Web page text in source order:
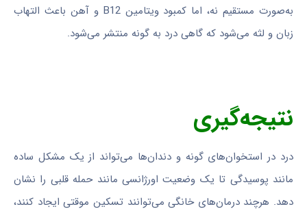
به‌صورت مستقیم نه، اما کمبود ویتامین B12 و آهن باعث التهاب
زبان و لثه می‌شود که گاهی درد به گونه منتشر می‌شود.
نتیجه‌گیری
درد در استخوان‌های گونه و دندان‌ها می‌تواند از یک مشکل ساده
مانند پوسیدگی تا یک وضعیت اورژانسی مانند حمله قلبی را نشان
دهد. هرچند درمان‌های خانگی می‌توانند تسکین موقتی ایجاد کنند،